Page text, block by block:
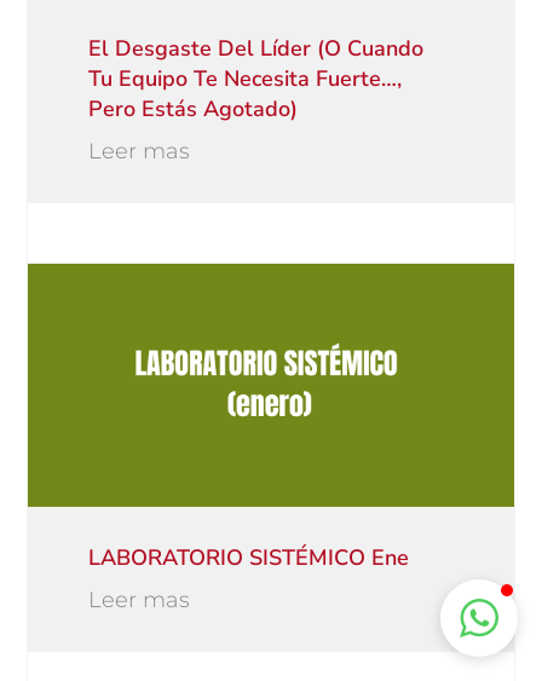
El Desgaste Del Líder (o Cuando
Tu Equipo Te Necesita Fuerte…,
Pero Estás Agotado)
Leer mas
LABORATORIO SISTÉMICO Ene
Leer mas